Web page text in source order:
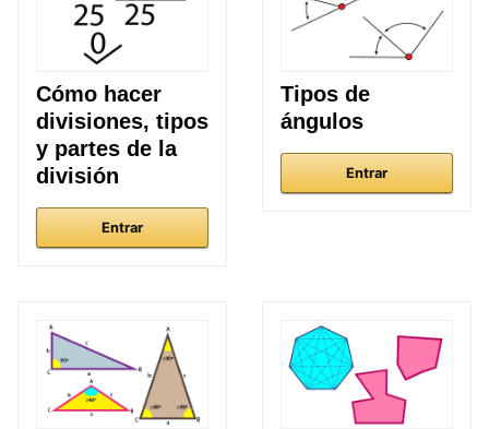
Cómo hacer
divisiones, tipos
y partes de la
división
Entrar
Tipos de
ángulos
Entrar